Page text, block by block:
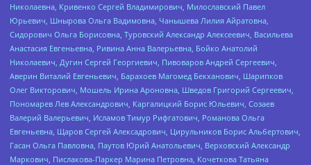
Николаевна, Кривенко Сергей Владимирович, Милославский Павел
Юрьевич, Шнырова Ольга Вадимовна, Чанышева Лилия Айратовна,
Сидорович Ольга Борисовна, Туровский Александр Алексеевич, Васильева
Анастасия Евгеньевна, Ривина Анна Валерьевна, Бойко Анатолий
Николаевич, Дугин Сергей Георгиевич, Пивоваров Андрей Сергеевич,
Аверин Виталий Евгеньевич, Барахоев Магомед Бекханович, Шарипков
Олег Викторович, Мошель Ирина Ароновна, Шведов Григорий Сергеевич,
Пономарев Лев Александрович, Каргалицкий Борис Юльевич, Созаев
Валерий Валерьевич, Исламов Тимур Рифгатович, Романова Ольга
Евгеньевна, Щаров Сергей Алексадрович, Цирульников Борис Альбертович,
Гасан Ольга Павловна, Паутов Юрий Анатольевич, Верховский Александр
Маркович, Пислакова-Паркер Марина Петровна, Кочеткова Татьяна